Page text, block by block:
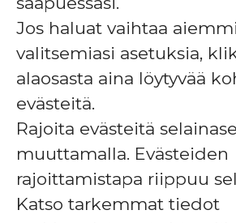
Jos haluat vaihtaa
valitsemiasi asetuksia,
alaosasta aina löytyvää
evästeitä.
Rajoita evästeitä
muuttamalla. Evästeiden
rajoittamistapa riippuu
Katso tarkemmat tiedot